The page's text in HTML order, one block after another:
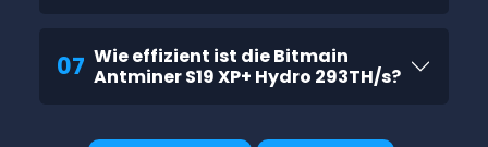
07 Wie effizient ist die Bitmain
Antminer S19 XP+ Hydro 293TH/s?